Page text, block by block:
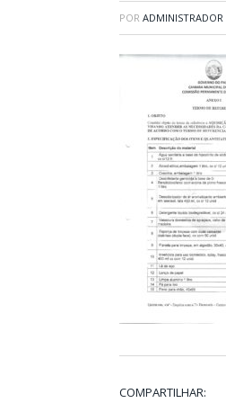
POR ADMINISTRADOR
COMPARTILHAR: